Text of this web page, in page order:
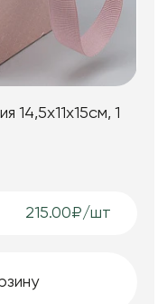
14,5x11х15см, 1
215.00₽/шт